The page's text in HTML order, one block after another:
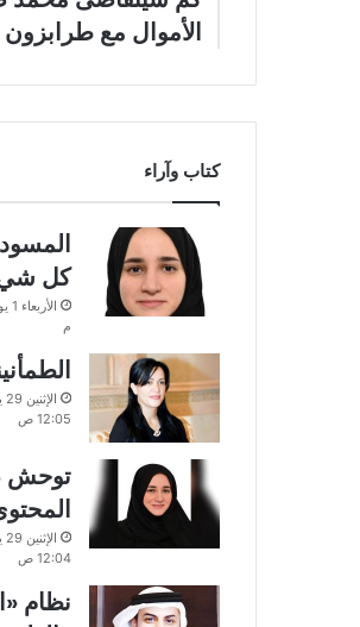
الأموال مع
كتاب وآراء
كل
م
12:05 ص
توحش
12:04 ص
نظام